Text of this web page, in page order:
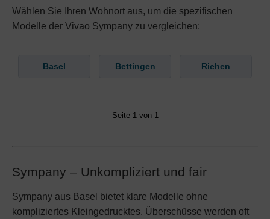
Wählen Sie Ihren Wohnort aus, um die spezifischen
Modelle der Vivao Sympany zu vergleichen:
Basel Bettingen Riehen
Seite 1 von 1
Sympany – Unkompliziert und fair
Sympany aus Basel bietet klare Modelle ohne
kompliziertes Kleingedrucktes. Überschüsse werden oft